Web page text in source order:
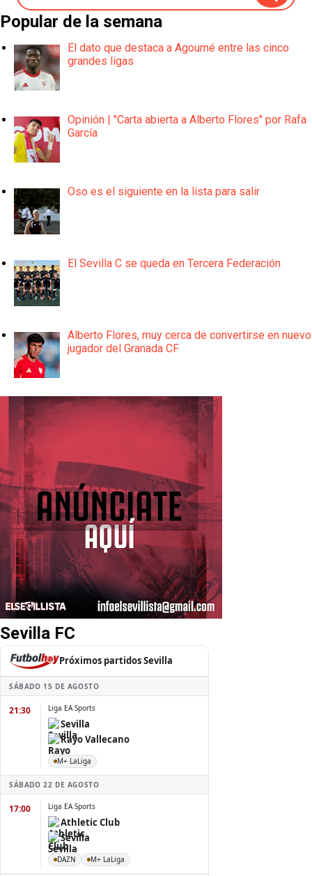
Popular de la semana
El dato que destaca a Agoumé entre las cinco
grandes ligas
Opinión | "Carta abierta a Alberto Flores" por Rafa
García
Oso es el siguiente en la lista para salir
El Sevilla C se queda en Tercera Federación
Alberto Flores, muy cerca de convertirse en nuevo
jugador del Granada CF
Sevilla FC